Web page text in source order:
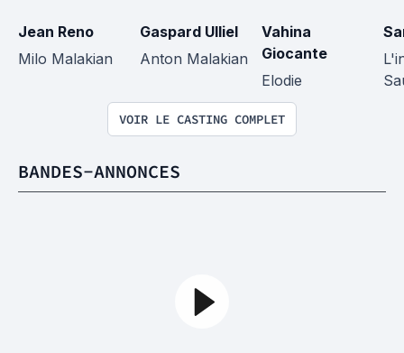
Jean Reno
Milo Malakian
Gaspard Ulliel
Anton Malakian
Vahina
Giocante
Elodie
VOIR LE CASTING COMPLET
BANDES-ANNONCES